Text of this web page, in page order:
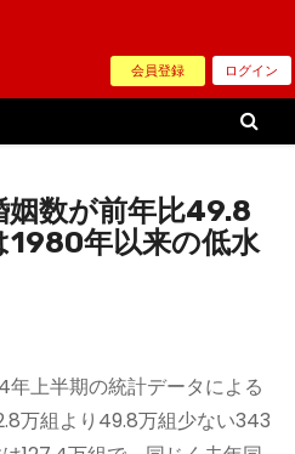
会員登録 ログイン
姻数が前年比49.8
年以来の低水
上半期の統計データによる
万組より49.8万組少ない343